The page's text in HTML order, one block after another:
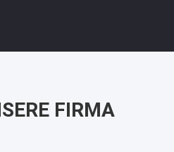
FIRMA